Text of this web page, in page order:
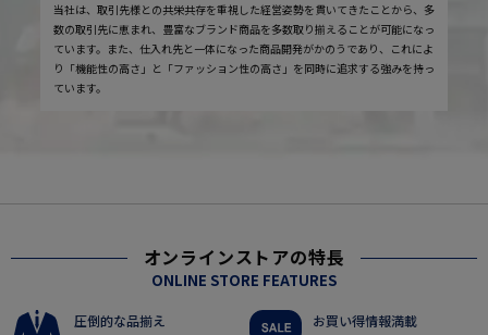
当社は、取引先様との共栄共存を重視した経営姿勢を貫いてきたことから、多
数の取引先に恵まれ、豊富なブランド商品を多数取り揃えることが可能になっ
ています。また、仕入れ先と一体になった商品開発がかのうであり、これによ
り「機能性の高さ」と「ファッション性の高さ」を同時に追求する強みを持っ
ています。
オンラインストアの特長
ONLINE STORE FEATURES
圧倒的な品揃え お買い得情報満載